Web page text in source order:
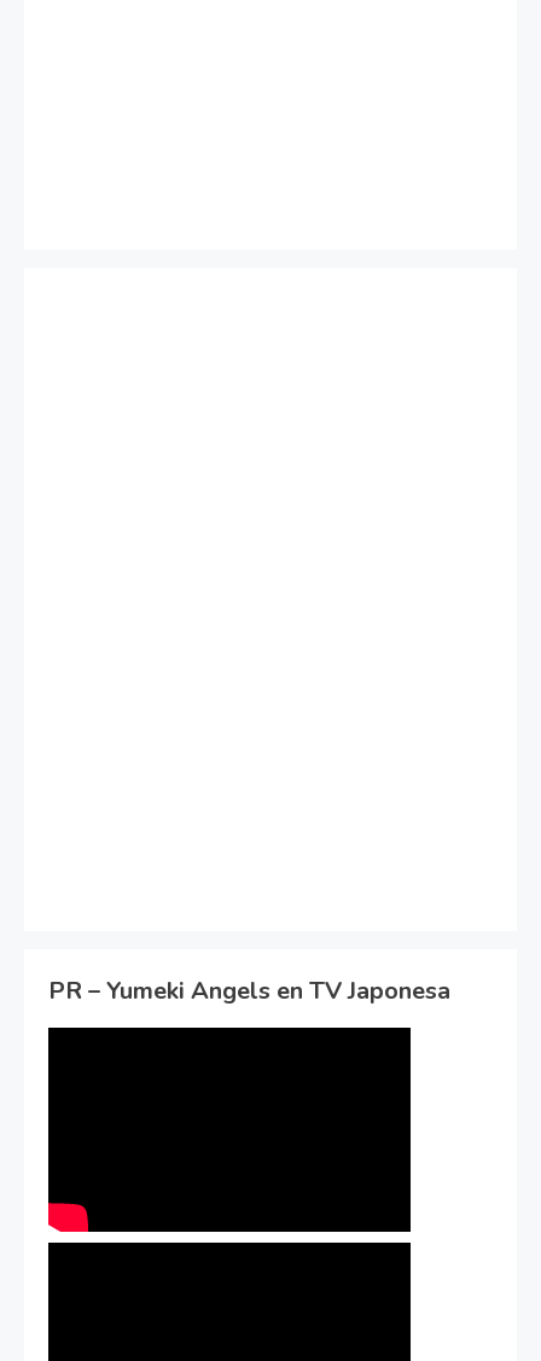
PR – Yumeki Angels en TV Japonesa